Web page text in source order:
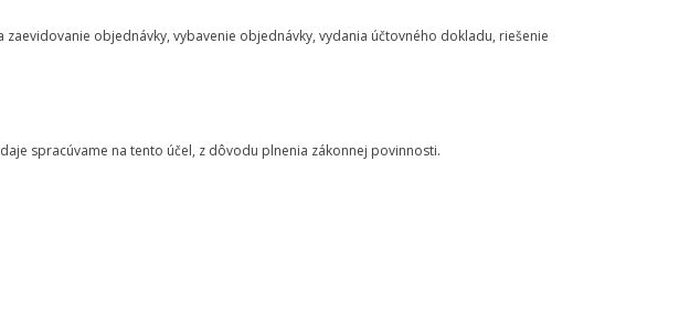
objednávky, vybavenie objednávky, vydania účtovného dokladu, riešenie
spracúvame na tento účel, z dôvodu plnenia zákonnej povinnosti.